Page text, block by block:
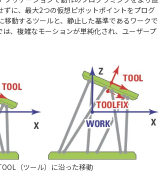
に、最大2つの仮想ピボットポイントをプログ
動するツールと、静止した基準であるワークで
、複雑なモーションが単純化され、ユーザープ
（ツール）に沿った移動